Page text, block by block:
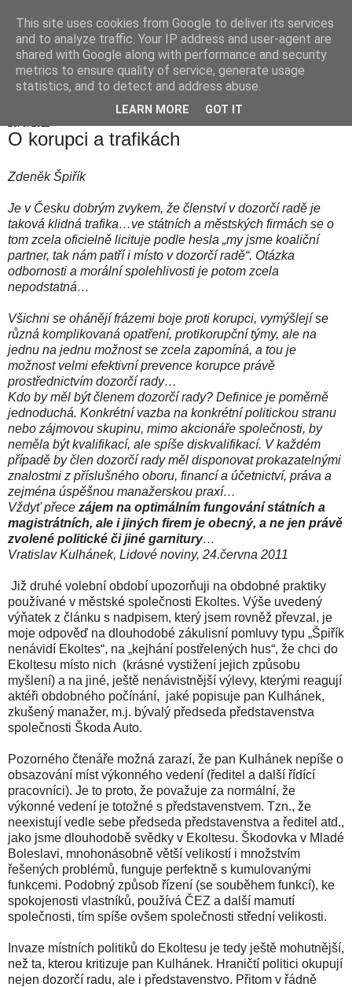
Hranické listy
O korupci a trafikách
Zdeněk Špiřík
Je v Česku dobrým zvykem, že členství v dozorčí radě je
taková klidná trafika…ve státních a městských firmách se o
tom zcela oficielně licituje podle hesla „my jsme koaliční
partner, tak nám patří i místo v dozorčí radě“. Otázka
odbornosti a morální spolehlivosti je potom zcela
nepodstatná…
Všichni se ohánějí frázemi boje proti korupci, vymýšlejí se
různá komplikovaná opatření, protikorupční týmy, ale na
jednu na jednu možnost se zcela zapomíná, a tou je
možnost velmi efektivní prevence korupce právě
prostřednictvím dozorčí rady…
Kdo by měl být členem dozorčí rady? Definice je poměrně
jednoduchá. Konkrétní vazba na konkrétní politickou stranu
nebo zájmovou skupinu, mimo akcionáře společnosti, by
neměla být kvalifikací, ale spíše diskvalifikací. V každém
případě by člen dozorčí rady měl disponovat prokazatelnými
znalostmi z příslušného oboru, financí a účetnictví, práva a
zejména úspěšnou manažerskou praxí…
Vždyť přece zájem na optimálním fungování státních a
magistrátních, ale i jiných firem je obecný, a ne jen právě
zvolené politické či jiné garnitury…
Vratislav Kulhánek, Lidové noviny, 24.června 2011
Již druhé volební období upozorňuji na obdobné praktiky
používané v městské společnosti Ekoltes. Výše uvedený
výňatek z článku s nadpisem, který jsem rovněž převzal, je
moje odpověď na dlouhodobé zákulisní pomluvy typu „Špiřík
nenávidí Ekoltes“, na „kejhání postřelených hus“, že chci do
Ekoltesu místo nich (krásné vystižení jejich způsobu
myšlení) a na jiné, ještě nenávistnější výlevy, kterými reagují
aktéři obdobného počínání, jaké popisuje pan Kulhánek,
zkušený manažer, m.j. bývalý předseda představenstva
společnosti Škoda Auto.
Pozorného čtenáře možná zarazí, že pan Kulhánek nepíše o
obsazování míst výkonného vedení (ředitel a další řídící
pracovníci). Je to proto, že považuje za normální, že
výkonné vedení je totožné s představenstvem. Tzn., že
neexistují vedle sebe předseda představenstva a ředitel atd.,
jako jsme dlouhodobě svědky v Ekoltesu. Škodovka v Mladé
Boleslavi, mnohonásobně větší velikostí i množstvím
řešených problémů, funguje perfektně s kumulovanými
funkcemi. Podobný způsob řízení (se souběhem funkcí), ke
spokojenosti vlastníků, používá ČEZ a další mamutí
společnosti, tím spíše ovšem společnosti střední velikosti.
Invaze místních politiků do Ekoltesu je tedy ještě mohutnější,
než ta, kterou kritizuje pan Kulhánek. Hraničtí politici okupují
nejen dozorčí radu, ale i představenstvo. Přitom v řádně
This site uses cookies from Google to deliver its services
and to analyze traffic. Your IP address and user-agent are
shared with Google along with performance and security
metrics to ensure quality of service, generate usage
statistics, and to detect and address abuse.
LEARN MORE GOT IT